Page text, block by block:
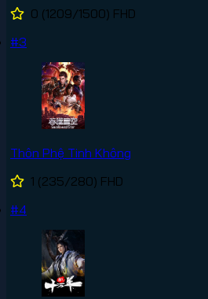
0 (1209/1500) FHD
#3
Thôn Phệ Tinh Không
1 (235/280) FHD
#4